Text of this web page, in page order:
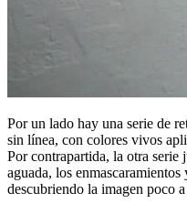
Por un lado hay una serie de
sin línea, con colores vivos
Por contrapartida, la otra serie
aguada, los
descubriendo la imagen poco